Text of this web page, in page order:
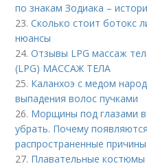
по знакам Зодиака –
23.Сколько стоит ботокс
нюансы
24.Отзывы LPG массаж
(LPG) МАССАЖ ТЕЛА
25. Каланхоэ с медом
выпадения волос пучками
26. Морщины под глазами
убрать. Почему
распространенные причины
27. Плавательные костюмы